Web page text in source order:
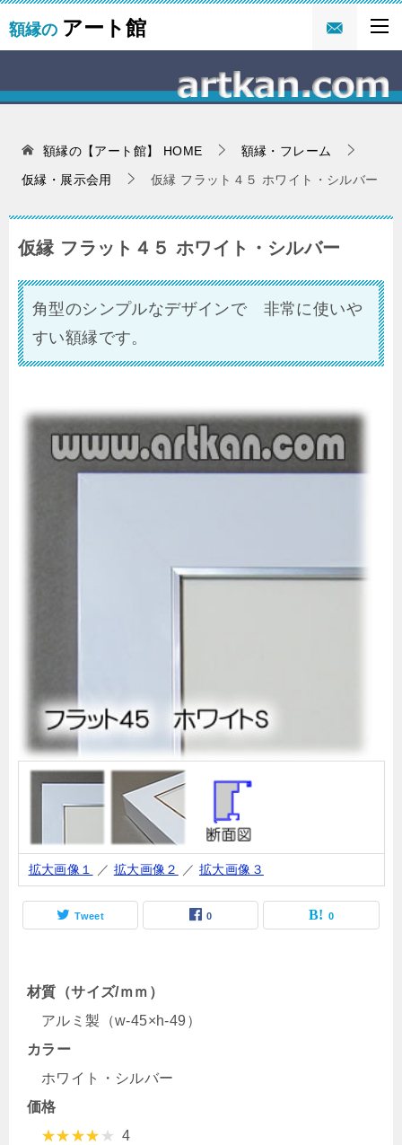
額縁の アート館
額縁の【アート館】 HOME
額縁・フレーム
仮縁・展示会用
仮縁 フラット４５ ホワイト・シルバー
仮縁 フラット４５ ホワイト・シルバー
角型のシンプルなデザインで 非常に使いや
すい額縁です。
拡大画像１ ／ 拡大画像２ ／ 拡大画像３
Tweet 0 0
材質（サイズ/ｍｍ）
アルミ製（w-45×h-49）
カラー
ホワイト・シルバー
価格
4